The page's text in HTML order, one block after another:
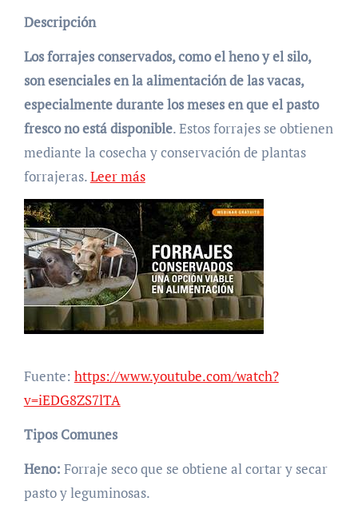
Descripción
Los forrajes conservados, como el heno y el silo,
son esenciales en la alimentación de las vacas,
especialmente durante los meses en que el pasto
fresco no está disponible. Estos forrajes se obtienen
mediante la cosecha y conservación de plantas
forrajeras.Leer más
Fuente: https://www.youtube.com/watch?
v=iEDG8ZS7lTA
Tipos Comunes
Heno: Forraje seco que se obtiene al cortar y secar
pasto y leguminosas.